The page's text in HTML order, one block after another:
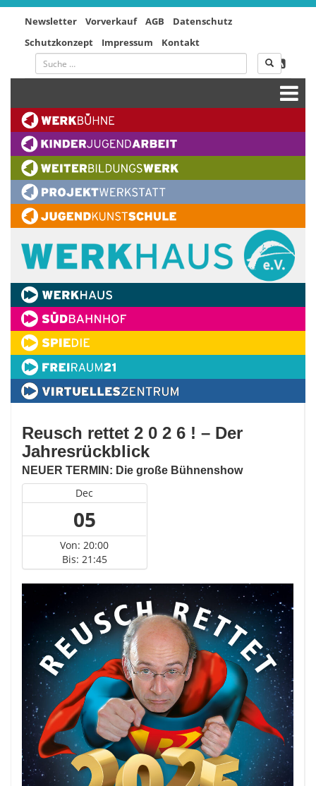
Newsletter Vorverkauf AGB
Datenschutz
Schutzkonzept
Impressum Kontakt
Reusch rettet 2 0 2 6 ! – Der
Jahresrückblick
NEUER TERMIN: Die große Bühnenshow
Dec
05
Von: 20:00
Bis: 21:45